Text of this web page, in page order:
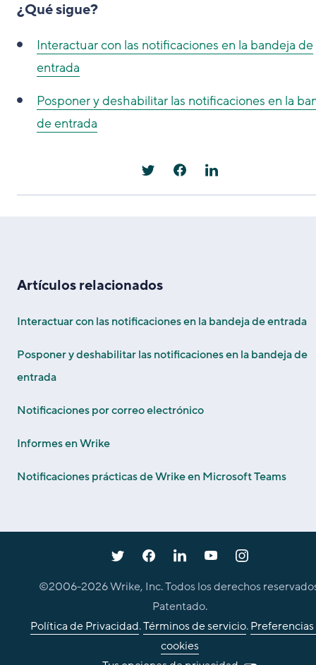
¿Qué sigue?
Interactuar con las notificaciones en la bandeja de
entrada
Posponer y deshabilitar las notificaciones en la
de entrada
Artículos relacionados
Interactuar con las notificaciones en la bandeja de entrada
Posponer y deshabilitar las notificaciones en la bandeja de
entrada
Notificaciones por correo electrónico
Informes en Wrike
Notificaciones prácticas de Wrike en Microsoft Teams
©2006-2026Wrike, Inc. Todos los derechos
Patentado.
Política de Privacidad.Términos de servicio.
cookies